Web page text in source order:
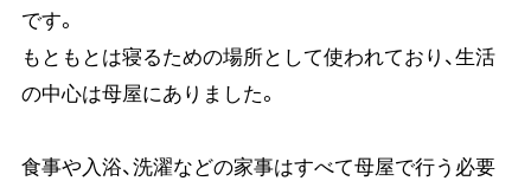
です。
もともとは寝るための場所として使われており、生活
の中心は母屋にありました。
食事や入浴、洗濯などの家事はすべて母屋で行う必要